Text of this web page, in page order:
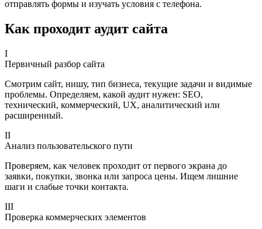
отправлять формы и изучать условия с телефона.
Как проходит аудит сайта
I
Первичный разбор сайта
Смотрим сайт, нишу, тип бизнеса, текущие задачи и видимые
проблемы. Определяем, какой аудит нужен: SEO,
технический, коммерческий, UX, аналитический или
расширенный.
II
Анализ пользовательского пути
Проверяем, как человек проходит от первого экрана до
заявки, покупки, звонка или запроса цены. Ищем лишние
шаги и слабые точки контакта.
III
Проверка коммерческих элементов